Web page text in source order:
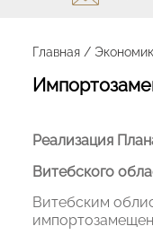
Главная /
Реализация
Витебского
Витебским